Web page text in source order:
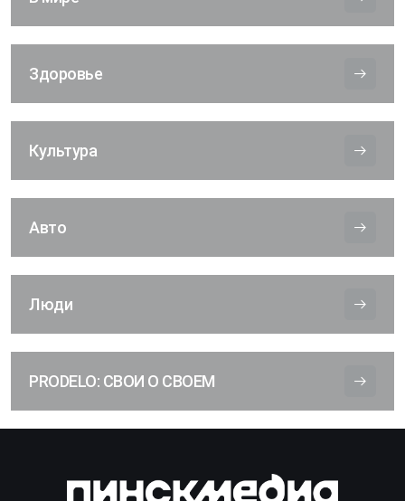
Здоровье
Культура
Авто
Люди
PRODELO: СВОИ О СВОЕМ